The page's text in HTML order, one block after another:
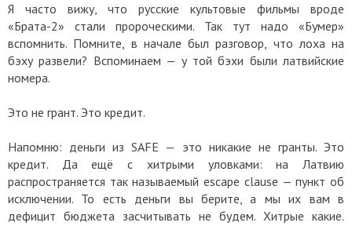
Я часто вижу, что русские культовые фильмы вроде
«Брата-2» стали пророческими. Так тут надо «Бумер»
вспомнить. Помните, в начале был разговор, что лоха на
бэху развели? Вспоминаем — у той бэхи были латвийские
номера.
Это не грант. Это кредит.
Напомню: деньги из SAFE — это никакие не гранты. Это
кредит. Да ещё с хитрыми уловками: на Латвию
распространяется так называемый escape clause — пункт об
исключении. То есть деньги вы берите, а мы их вам в
дефицит бюджета засчитывать не будем. Хитрые какие.